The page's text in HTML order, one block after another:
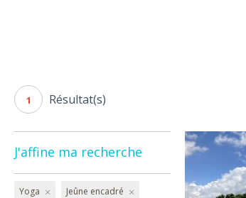
1 Résultat(s)
J'affine ma recherche
Yoga Jeûne encadré